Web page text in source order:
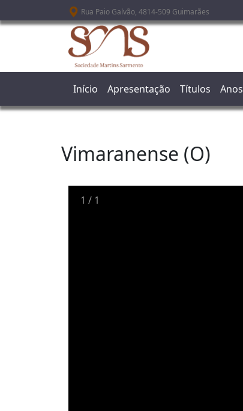
Passar para o conteúdo principal
Rua Paio Galvão, 4814-509 Guimarães
Início Apresentação Títulos Anos
Vimaranense (O)
1 / 1